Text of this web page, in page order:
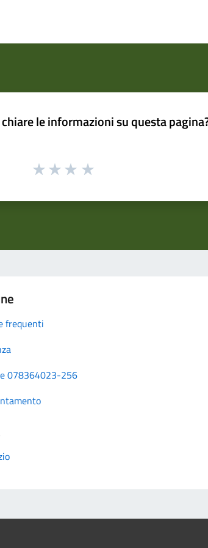
le informazioni su questa
frequenti
078364023-256